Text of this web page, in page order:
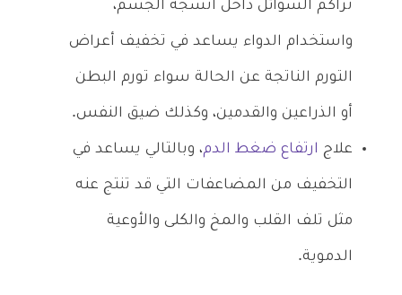
تراكم السوائل داخل أنسجة الجسم،
واستخدام الدواء يساعد في تخفيف أعراض
التورم الناتجة عن الحالة سواء تورم البطن
أو الذراعين والقدمين، وكذلك ضيق النفس.
علاج ارتفاع ضغط الدم، وبالتالي يساعد في
التخفيف من المضاعفات التي قد تنتج عنه
مثل تلف القلب والمخ والكلى والأوعية
الدموية.